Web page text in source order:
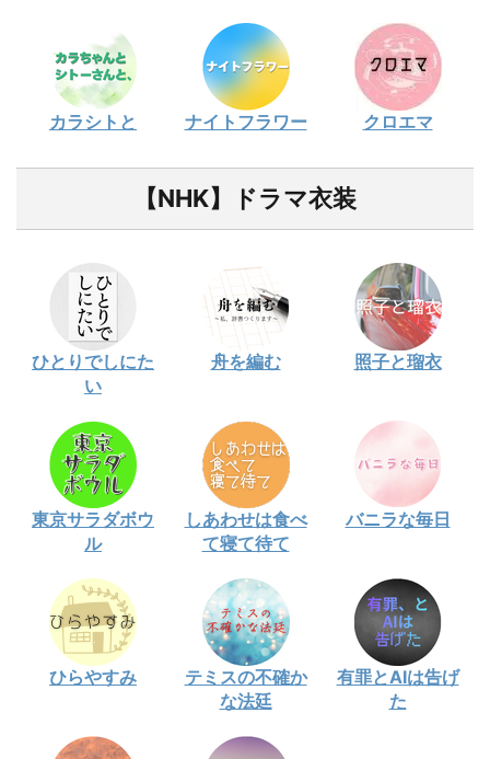
カラシトと ナイトフラワー クロエマ
【NHK】ドラマ衣装
ひとりでしにた
い
舟を編む 照子と瑠衣
東京サラダボウ
ル
しあわせは食べ
て寝て待て
バニラな毎日
ひらやすみ
テミスの不確か
な法廷
有罪とAIは告げ
た